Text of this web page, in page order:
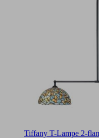
Tiffany T-Lampe 2-